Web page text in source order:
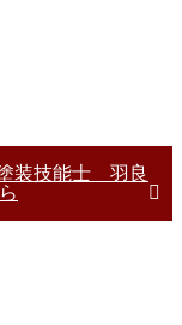
装技能士 羽良